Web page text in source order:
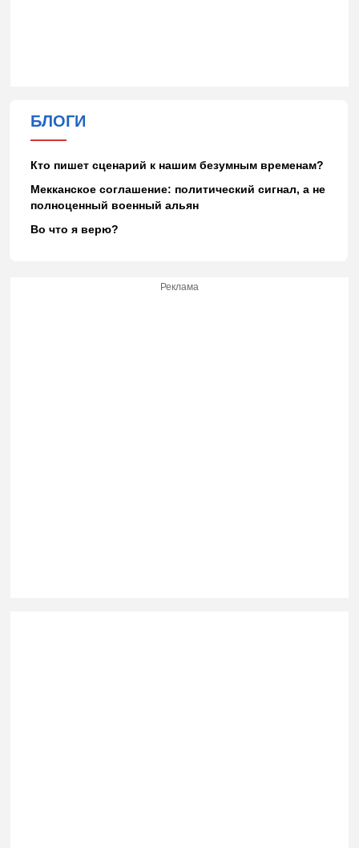
БЛОГИ
Кто пишет сценарий к нашим безумным временам?
Мекканское соглашение: политический сигнал, а не
полноценный военный альян
Во что я верю?
Реклама